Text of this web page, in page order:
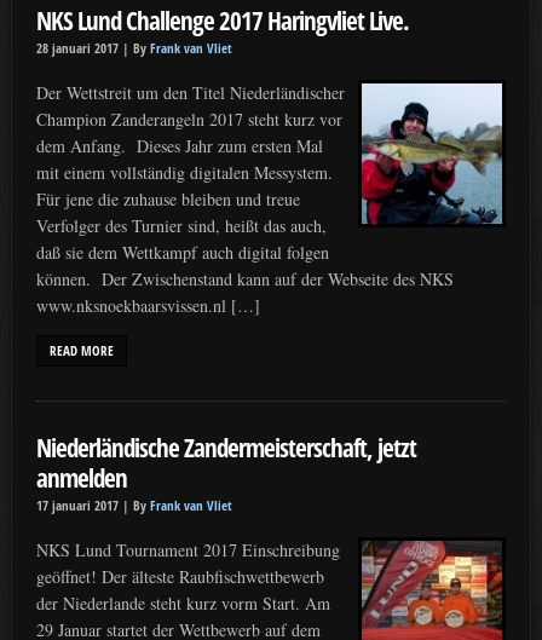
NKS Lund Challenge 2017 Haringvliet Live.
28 januari 2017 | By Frank van Vliet
Der Wettstreit um den Titel Niederländischer
Champion Zanderangeln 2017 steht kurz vor
dem Anfang. Dieses Jahr zum ersten Mal
mit einem vollständig digitalen Messystem.
Für jene die zuhause bleiben und treue
Verfolger des Turnier sind, heißt das auch,
daß sie dem Wettkampf auch digital folgen
können. Der Zwischenstand kann auf der Webseite des NKS
www.nksnoekbaarsvissen.nl […]
READ MORE
Niederländische Zandermeisterschaft, jetzt
anmelden
17 januari 2017 | By Frank van Vliet
NKS Lund Tournament 2017 Einschreibung
geöffnet! Der älteste Raubfischwettbewerb
der Niederlande steht kurz vorm Start. Am
29 Januar startet der Wettbewerb auf dem